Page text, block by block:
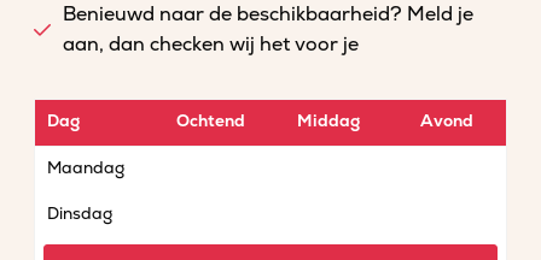
Benieuwd naar de beschikbaarheid? Meld je
aan, dan checken wij het voor je
Dag Ochtend Middag Avond
Maandag
Dinsdag